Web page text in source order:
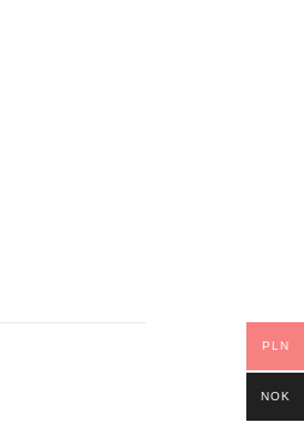
po Norwegii...( e-book PDF )
PLN
NOK